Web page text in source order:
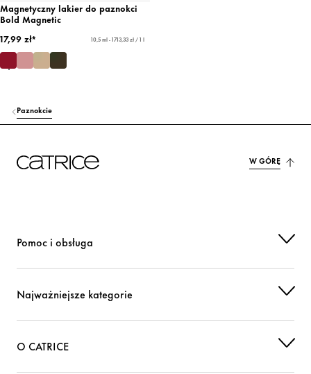
Magnetyczny lakier do paznokci
Bold Magnetic
17,99 zł*
10,5 ml - 1713,33 zł / 1 l
Paznokcie
W GÓRĘ
Pomoc i obsługa
Najważniejsze kategorie
O CATRICE